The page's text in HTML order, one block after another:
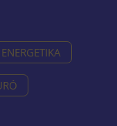
ENERGETIKA